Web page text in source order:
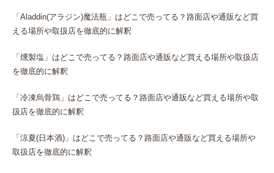
「Aladdin(アラジン)魔法瓶」はどこで売ってる？路面店や通販など買
える場所や取扱店を徹底的に解釈
「燻製塩」はどこで売ってる？路面店や通販など買える場所や取扱店
を徹底的に解釈
「冷凍烏骨鶏」はどこで売ってる？路面店や通販など買える場所や取
扱店を徹底的に解釈
「涼夏(日本酒)」はどこで売ってる？路面店や通販など買える場所や
取扱店を徹底的に解釈